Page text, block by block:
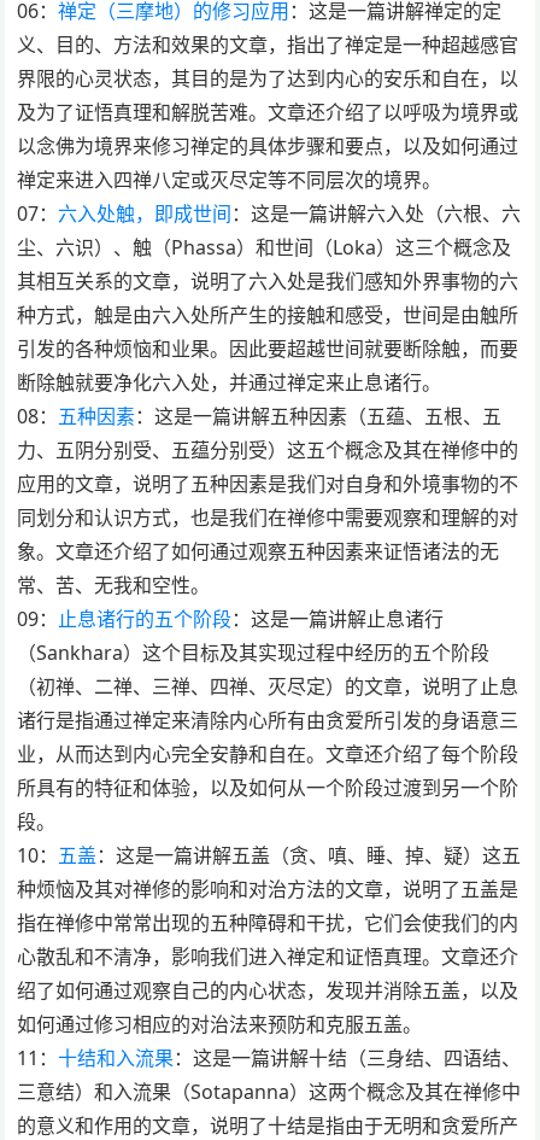
06：禅定（三摩地）的修习应用：这是一篇讲解禅定的定
义、目的、方法和效果的文章，指出了禅定是一种超越感官
界限的心灵状态，其目的是为了达到内心的安乐和自在，以
及为了证悟真理和解脱苦难。文章还介绍了以呼吸为境界或
以念佛为境界来修习禅定的具体步骤和要点，以及如何通过
禅定来进入四禅八定或灭尽定等不同层次的境界。
07： 六入处触，即成世间：这是一篇讲解六入处（六根、六
尘、六识）、触（Phassa）和世间（Loka）这三个概念及
其相互关系的文章，说明了六入处是我们感知外界事物的六
种方式，触是由六入处所产生的接触和感受，世间是由触所
引发的各种烦恼和业果。因此要超越世间就要断除触，而要
断除触就要净化六入处，并通过禅定来止息诸行。
08： 五种因素：这是一篇讲解五种因素（五蕴、五根、五
力、五阴分别受、五蕴分别受）这五个概念及其在禅修中的
应用的文章，说明了五种因素是我们对自身和外境事物的不
同划分和认识方式，也是我们在禅修中需要观察和理解的对
象。文章还介绍了如何通过观察五种因素来证悟诸法的无
常、苦、无我和空性。
09： 止息诸行的五个阶段：这是一篇讲解止息诸行
（Sankhara）这个目标及其实现过程中经历的五个阶段
（初禅、二禅、三禅、四禅、灭尽定）的文章，说明了止息
诸行是指通过禅定来清除内心所有由贪爱所引发的身语意三
业，从而达到内心完全安静和自在。文章还介绍了每个阶段
所具有的特征和体验，以及如何从一个阶段过渡到另一个阶
段。
10： 五盖：这是一篇讲解五盖（贪、嗔、睡、掉、疑）这五
种烦恼及其对禅修的影响和对治方法的文章，说明了五盖是
指在禅修中常常出现的五种障碍和干扰，它们会使我们的内
心散乱和不清净，影响我们进入禅定和证悟真理。文章还介
绍了如何通过观察自己的内心状态，发现并消除五盖，以及
如何通过修习相应的对治法来预防和克服五盖。
11：十结和入流果：这是一篇讲解十结（三身结、四语结、
三意结）和入流果（Sotapanna）这两个概念及其在禅修中
的意义和作用的文章，说明了十结是指由于无明和贪爱所产